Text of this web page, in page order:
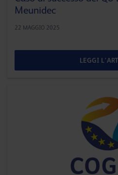
Meunidec
22 MAGGIO 2025
LEGGI